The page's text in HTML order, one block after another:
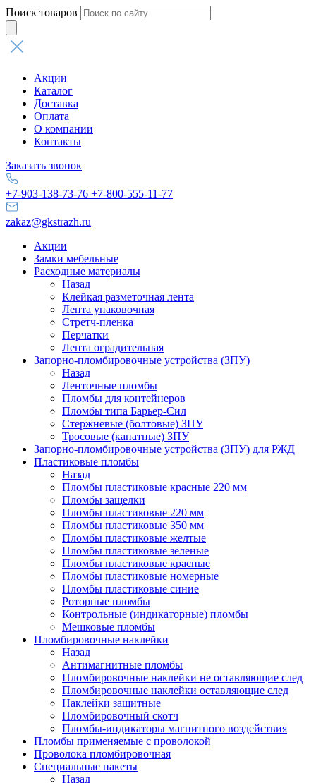
Поиск товаров
Акции
Каталог
Доставка
Оплата
О компании
Контакты
Заказать звонок
+7-903-138-73-76 +7-800-555-11-77
zakaz@gkstrazh.ru
Акции
Замки мебельные
Расходные материалы
Назад
Клейкая разметочная лента
Лента упаковочная
Стретч-пленка
Перчатки
Лента оградительная
Запорно-пломбировочные устройства (ЗПУ)
Назад
Ленточные пломбы
Пломбы для контейнеров
Пломбы типа Барьер-Сил
Стержневые (болтовые) ЗПУ
Тросовые (канатные) ЗПУ
Запорно-пломбировочные устройства (ЗПУ) для РЖД
Пластиковые пломбы
Назад
Пломбы пластиковые красные 220 мм
Пломбы защелки
Пломбы пластиковые 220 мм
Пломбы пластиковые 350 мм
Пломбы пластиковые желтые
Пломбы пластиковые зеленые
Пломбы пластиковые красные
Пломбы пластиковые номерные
Пломбы пластиковые синие
Роторные пломбы
Контрольные (индикаторные) пломбы
Мешковые пломбы
Пломбировочные наклейки
Назад
Антимагнитные пломбы
Пломбировочные наклейки не оставляющие след
Пломбировочные наклейки оставляющие след
Наклейки защитные
Пломбировочный скотч
Пломбы-индикаторы магнитного воздействия
Пломбы применяемые с проволокой
Проволока пломбировочная
Специальные пакеты
Назад